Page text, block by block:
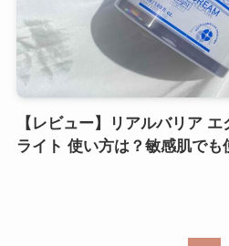
【レビュー】リアルバリア
ライト 使い方は？敏感肌でも